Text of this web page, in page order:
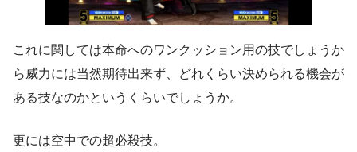
これに関しては本命へのワンクッション用の技でしょうか
ら威力には当然期待出来ず、どれくらい決められる機会が
ある技なのかというくらいでしょうか。
更には空中での超必殺技。